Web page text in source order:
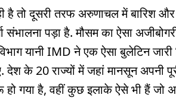
दूसरी तरफ अरुणाचल में बारिश और
संभालना पड़ा है. मौसम का ऐसा
यानी IMD ने एक ऐसा बुलेटिन
देश के 20 राज्यों में जहां मानसून अपनी
गया है, वहीं कुछ इलाके ऐसे भी हैं जो